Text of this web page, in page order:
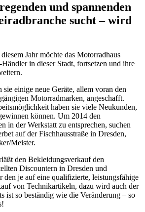
und spannenden
sucht – wird
Jahr möchte das Motorradhaus
in dieser Stadt, fortsetzen und ihre
einige neue Geräte, allem voran den
gängigen Motorradmarken, angeschafft.
haben sie viele Neukunden,
können. Um 2014 den
in der Werkstatt zu entsprechen, suchen
auf der Fischhausstraße in Dresden,
Meister.
den Bekleidungsverkauf den
Discountern in Dresden und
den je auf eine qualifizierte, leistungsfähige
von Technikartikeln, dazu wird auch der
ist so beständig wie die Veränderung – so